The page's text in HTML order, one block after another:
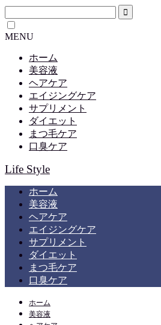
MENU
ホーム
美容液
ヘアケア
エイジングケア
サプリメント
ダイエット
まつ毛ケア
口臭ケア
Life Style
ホーム
美容液
ヘアケア
エイジングケア
サプリメント
ダイエット
まつ毛ケア
口臭ケア
ホーム
美容液